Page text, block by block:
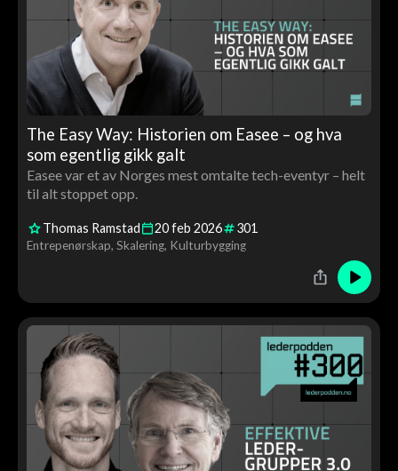
The Easy Way: Historien om Easee – og hva
som egentlig gikk galt
Easee var et av Norges mest omtalte tech-eventyr – helt
til alt stoppet opp.
Thomas Ramstad 20feb 2026 301
Entrepenørskap Skalering Kulturbygging